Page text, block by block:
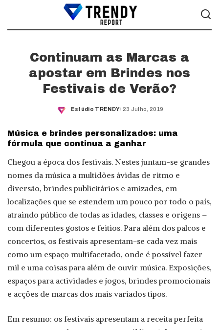
Continuam as Marcas a
apostar em Brindes nos
Festivais de Verão?
Posted
Estúdio TRENDY 23 Julho, 2019
Música e brindes personalizados: uma
fórmula que continua a ganhar
Chegou a época dos festivais. Nestes juntam-se grandes
nomes da música a multidões ávidas de ritmo e
diversão, brindes publicitários e amizades, em
localizações que se estendem um pouco por todo o país,
atraindo público de todas as idades, classes e origens –
com diferentes gostos e feitios. Para além dos palcos e
concertos, os festivais apresentam-se cada vez mais
como um espaço multifacetado, onde é possível fazer
mil e uma coisas para além de ouvir música. Exposições,
espaços para actividades e jogos, brindes promocionais
e acções de marcas dos mais variados tipos.
Em resumo: os festivais apresentam a receita perfeita